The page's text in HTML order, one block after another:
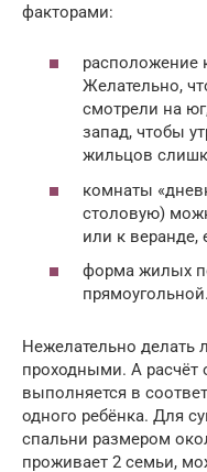
факторами:
расположение
Желательно,
смотрели на
запад, чтобы
жильцов
комнаты
столовую)
или к веранде,
форма жилых
прямоугольной.
Нежелательно делать
проходными. А
выполняется в
одного ребёнка. Для
спальни размером
проживает 2 семьи,